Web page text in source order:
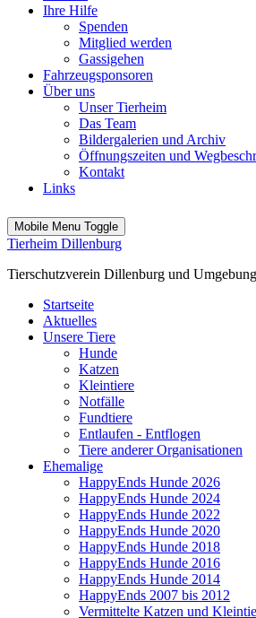
Ihre Hilfe
Spenden
Mitglied werden
Gassigehen
Fahrzeugsponsoren
Über uns
Unser Tierheim
Das Team
Bildergalerien und Archiv
Öffnungszeiten und
Kontakt
Links
Mobile Menu Toggle
Tierheim Dillenburg
Tierschutzverein Dillenburg und
Startseite
Aktuelles
Unsere Tiere
Hunde
Katzen
Kleintiere
Notfälle
Fundtiere
Entlaufen - Entflogen
Tiere anderer Organisationen
Ehemalige
HappyEnds Hunde 2026
HappyEnds Hunde 2024
HappyEnds Hunde 2022
HappyEnds Hunde 2020
HappyEnds Hunde 2018
HappyEnds Hunde 2016
HappyEnds Hunde 2014
HappyEnds 2007 bis 2012
Vermittelte Katzen und